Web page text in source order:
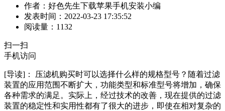
作者：好色先生下载苹果手机安装小编
发表时间：2022-03-23 17:35:52
阅读量：1132
扫一扫
手机访问
[导读]：
压滤机购买时可以选择什么样的规格型号？随着过滤
装置的应用范围不断扩大，功能类型和标准型号将增加，确保
各种需求的满足。实际上，经过技术的改善，现在提供的过滤
装置的稳定性和实用性都有了很大的进步，即使在相对复杂的